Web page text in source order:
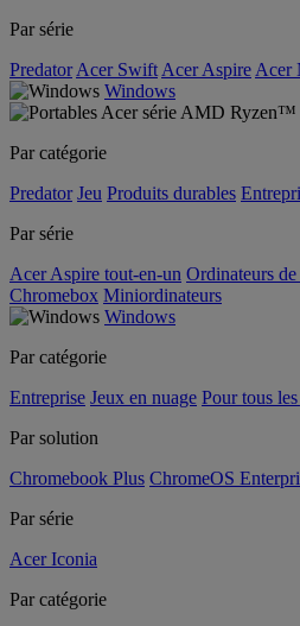
Par série
Predator Acer Swift Acer Aspire Acer
Windows
Par catégorie
Predator Jeu Produits durables
Par série
Acer Aspire tout-en-un Ordinateurs
Chromebox Miniordinateurs
Windows
Par catégorie
Entreprise Jeux en nuage Pour tous
Par solution
Chromebook Plus ChromeOS
Par série
Acer Iconia
Par catégorie